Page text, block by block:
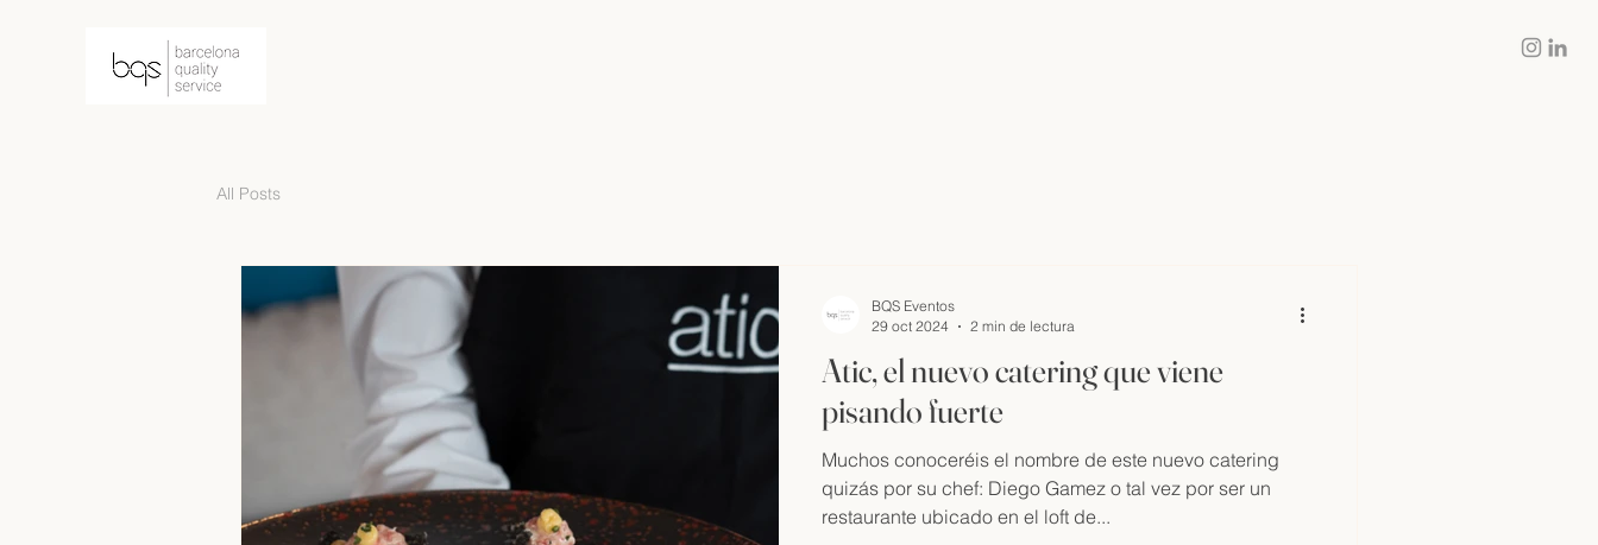
All Posts
Atic, el nuevo catering que viene
pisando fuerte
Muchos conoceréis el nombre de este nuevo catering
quizás por su chef: Diego Gamez o tal vez por ser un
restaurante ubicado en el loft de...
BQS Eventos
29 oct 2024
2 min de lectura